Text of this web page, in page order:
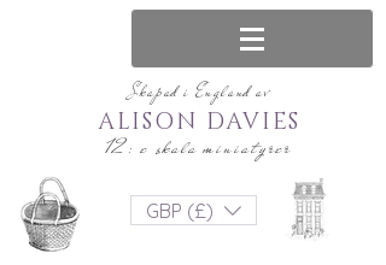
Skapad i England av
12: e skala miniatyrer
ALISON DAVIES
GBP (£)